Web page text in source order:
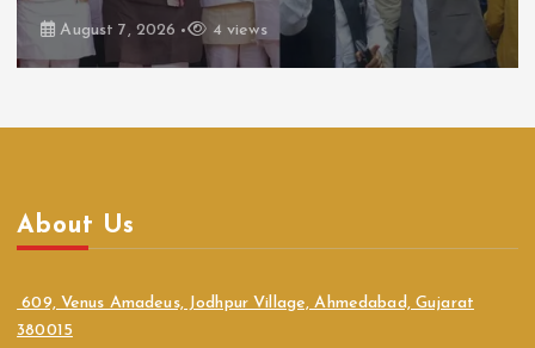
August 7, 2026 4 views
About Us
609, Venus Amadeus, Jodhpur Village, Ahmedabad, Gujarat
380015